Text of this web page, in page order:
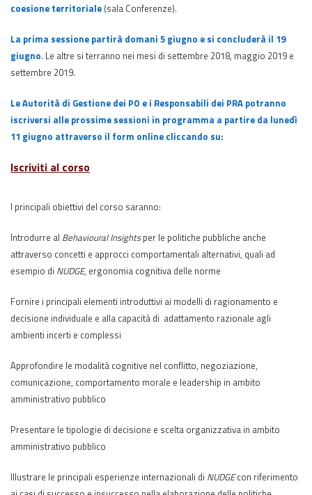
coesione territoriale (sala Conferenze).
La prima sessione partirà domani 5 giugno e si concluderà il 19
giugno. Le altre si terranno nei mesi di settembre 2018, maggio 2019 e
settembre 2019.
Le Autorità di Gestione dei PO e i Responsabili dei PRA potranno
iscriversi alle prossime sessioni in programma a partire da lunedì
11 giugno attraverso il form online cliccando su:
Iscriviti al corso
I principali obiettivi del corso saranno:
Introdurre al Behavioural Insightsper le politiche pubbliche anche
attraverso concetti e approcci comportamentali alternativi, quali ad
esempio di NUDGE, ergonomia cognitiva delle norme
Fornire i principali elementi introduttivi ai modelli di ragionamento e
decisione individuale e alla capacità di adattamento razionale agli
ambienti incerti e complessi
Approfondire le modalità cognitive nel conflitto, negoziazione,
comunicazione, comportamento morale e leadership in ambito
amministrativo pubblico
Presentare le tipologie di decisione e scelta organizzativa in ambito
amministrativo pubblico
Illustrare le principali esperienze internazionali di NUDGEcon riferimento